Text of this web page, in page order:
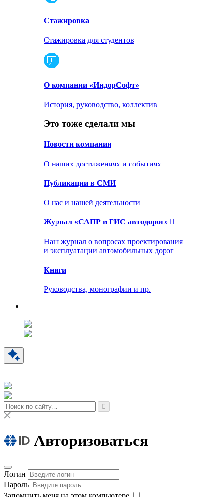
Стажировка
Стажировка для студентов
О компании «ИндорСофт»
История, руководство, коллектив
Это тоже сделали мы
Новости компании
О наших достижениях и событиях
Публикации в СМИ
О нас и нашей деятельности
Журнал «САПР и ГИС автодорог»
Наш журнал о вопросах проектирования
и эксплуатации автомобильных дорог
Книги
Руководства, монографии и пр.
Авторизоваться
Логин
Пароль